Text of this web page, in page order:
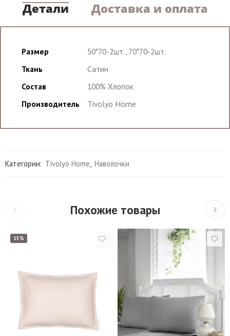
Детали Доставка и оплата
Размер
50*70-2шт., 70*70-2шт.
Ткань
Сатин
Состав
100% Хлопок
Производитель
Tivolyo Home
Категории: Tivolyo Home, Наволочки
Похожие товары
15%